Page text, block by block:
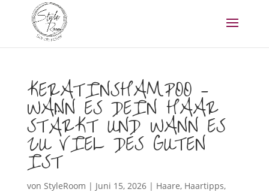
KERATINSHAMPOO –
WANN ES DEIN HAAR
STÄRKT UND WANN ES
ZU VIEL DES GUTEN
IST
von StyleRoom | Juni 15, 2026| Haare, Haartipps,